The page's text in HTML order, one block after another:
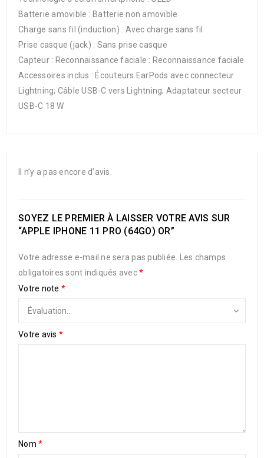
Batterie amovible : Batterie non amovible
Charge sans fil (induction) : Avec charge sans fil
Prise casque (jack) : Sans prise casque
Capteur : Reconnaissance faciale : Reconnaissance faciale
Accessoires inclus : Écouteurs EarPods avec connecteur
Lightning; Câble USB-C vers Lightning; Adaptateur secteur
USB-C 18 W
Il n’y a pas encore d’avis.
SOYEZ LE PREMIER À LAISSER VOTRE AVIS SUR
“APPLE IPHONE 11 PRO (64GO) OR”
Votre adresse e-mail ne sera pas publiée.
Les champs
obligatoires sont indiqués avec*
Votre note *
Votre avis *
Nom *